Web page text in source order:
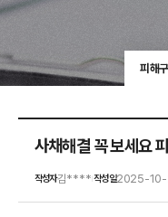
피해
사채해결 꼭 보세요
작성자김**** 작성일2025-